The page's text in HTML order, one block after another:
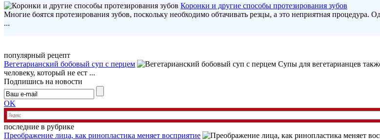
Коронки и другие способы протезирования зубов
Многие боятся протезирования зубов, поскольку необходимо обтачивать резцы, а это неприятная
...
популярный рецепт
Вегетарианский бобовый суп с перцем
Супы для вегетарианцев
человеку, который не ест ...
Подпишись на новости
OK
последние в рубрике
Преображение лица, как ринопластика меняет восприятие